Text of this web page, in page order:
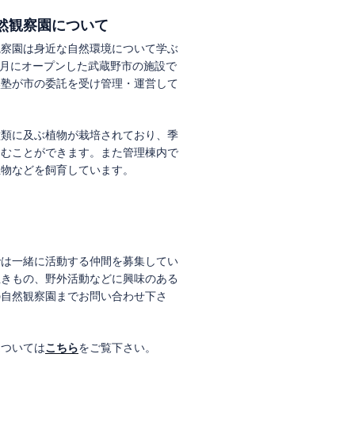
観察園について
園は身近な自然環境について学ぶ
にオープンした武蔵野市の施設で
が市の委託を受け管理・運営して
に及ぶ植物が栽培されており、季
ことができます。また管理棟内で
などを飼育しています。
一緒に活動する仲間を募集してい
もの、野外活動などに興味のある
然観察園までお問い合わせ下さ
いてはこちらをご覧下さい。